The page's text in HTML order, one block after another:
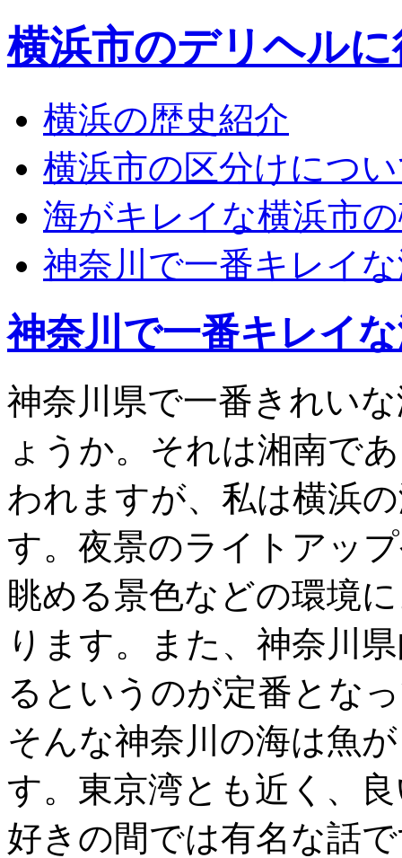
横浜市のデリヘル
横浜の歴史紹介
横浜市の区分けにつ
海がキレイな横浜市
神奈川で一番キレイ
神奈川で一番キレイ
神奈川県で一番きれい
ょうか。それは湘南で
われますが、私は横浜
す。夜景のライトアッ
眺める景色などの環境
ります。また、神奈川
るというのが定番とな
そんな神奈川の海は魚
す。東京湾とも近く、
好きの間では有名な話